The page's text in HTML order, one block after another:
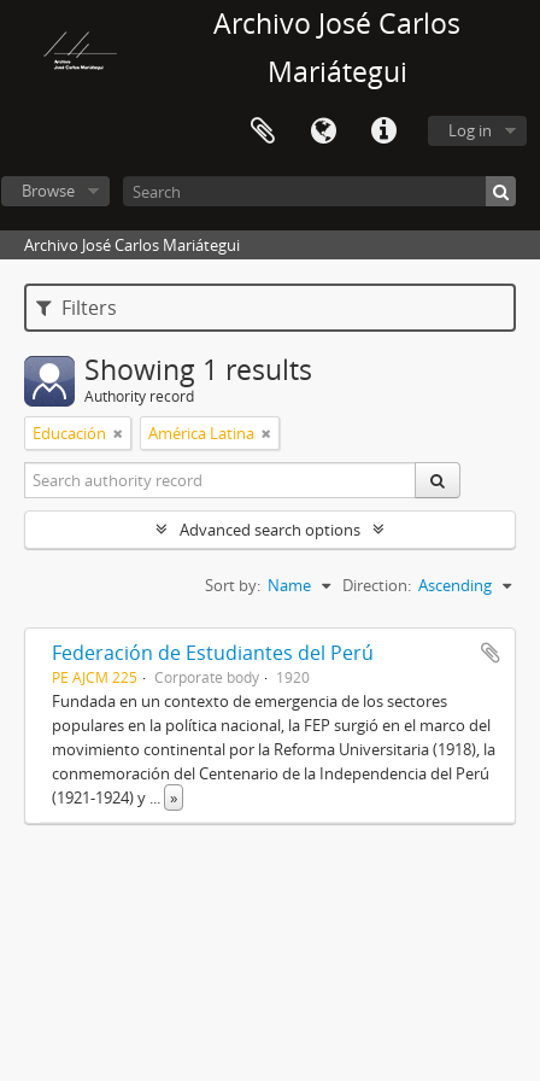
Archivo José Carlos
Mariátegui
Log in
Browse
Archivo José Carlos Mariátegui
Filters
Showing 1 results
Authority record
Educación América Latina
Advanced search options
Sort by: Name Direction: Ascending
Federación de Estudiantes del Perú
PE AJCM 225 Corporate body 1920
Fundada en un contexto de emergencia de los sectores
populares en la política nacional, la FEP surgió en el marco del
movimiento continental por la Reforma Universitaria (1918), la
conmemoración del Centenario de la Independencia del Perú
(1921-1924) y ... »